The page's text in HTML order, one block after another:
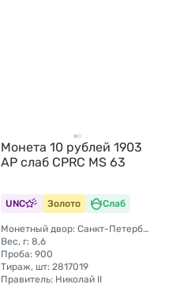
Монета 10 рублей 1903
АР слаб CPRC MS 63
UNC Золото Слаб
Монетный двор: Санкт-Петербургский монетный двор
Вес, г: 8,6
Проба: 900
Тираж, шт: 2817019
Правитель: Николай II